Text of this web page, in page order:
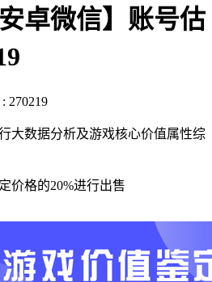
270219
大数据分析及游戏核心价值属性综
价格的20%进行出售